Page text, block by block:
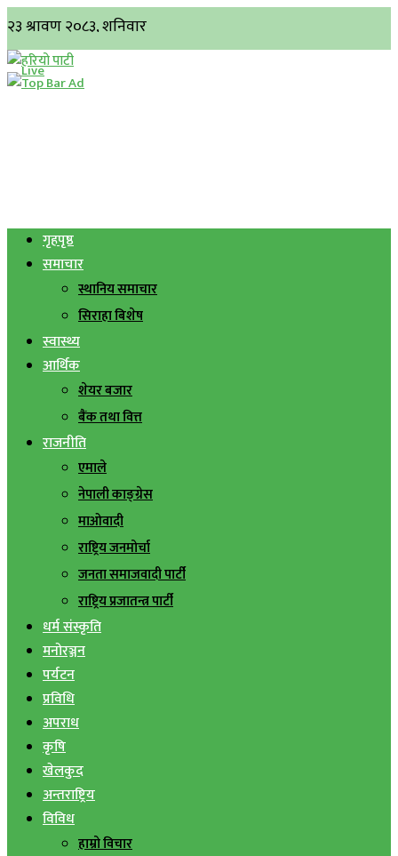
गृहपृष्ठ
समाचार
स्थानिय समाचार
सिराहा बिशेष
स्वास्थ्य
आर्थिक
शेयर बजार
बैंक तथा वित्त
राजनीति
एमाले
नेपाली काङ्ग्रेस
माओवादी
राष्ट्रिय जनमोर्चा
जनता समाजवादी पार्टी
राष्ट्रिय प्रजातन्त्र पार्टी
धर्म संस्कृति
मनोरञ्जन
पर्यटन
प्रविधि
अपराध
कृषि
खेलकुद
अन्तराष्ट्रिय
विविध
हाम्रो विचार